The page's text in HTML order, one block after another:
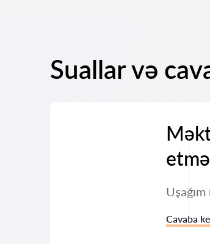
Suallar və
Cavaba